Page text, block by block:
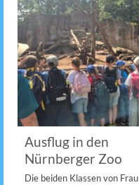
Ausflug in den
Nürnberger Zoo
Die beiden Klassen von Frau